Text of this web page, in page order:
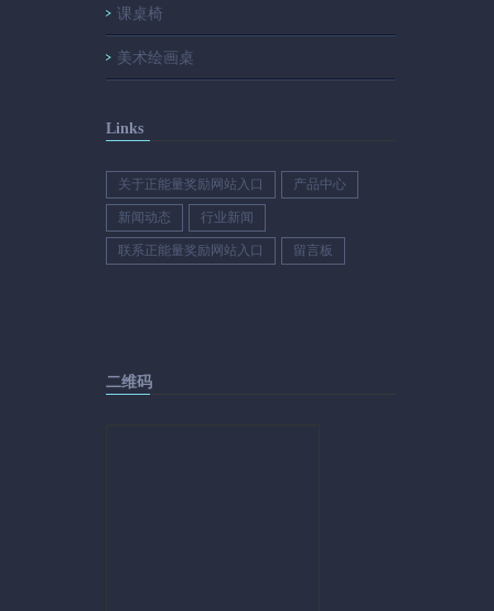
课桌椅
美术绘画桌
Links
关于正能量奖励网站入口 产品中心
新闻动态 行业新闻
联系正能量奖励网站入口 留言板
二维码